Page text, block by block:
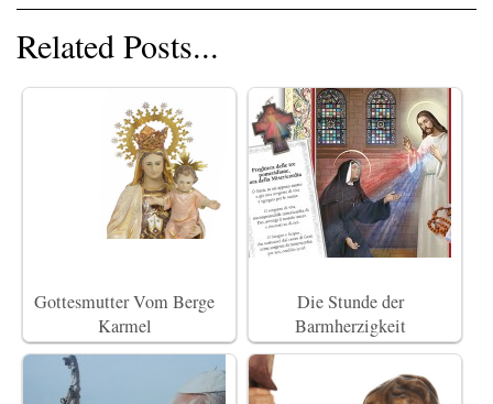
Related Posts...
Gottesmutter Vom Berge
Karmel
Die Stunde der
Barmherzigkeit